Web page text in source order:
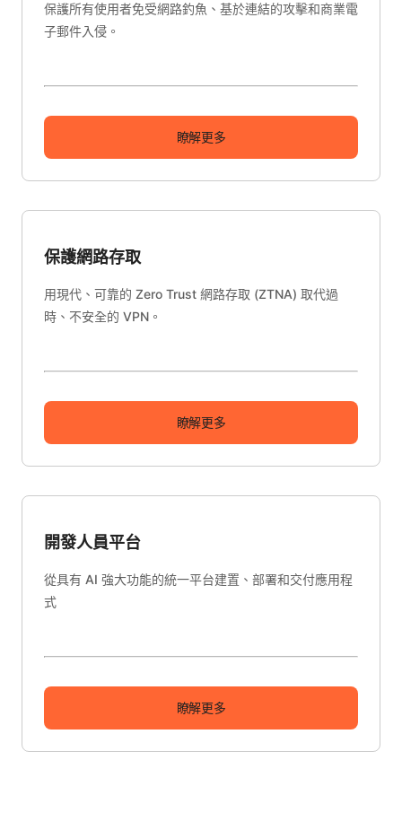
保護所有使用者免受網路釣魚、基於連結的攻擊和商業電
子郵件入侵。
瞭解更多
保護網路存取
用現代、可靠的 Zero Trust 網路存取 (ZTNA) 取代過
時、不安全的 VPN。
瞭解更多
開發人員平台
從具有 AI 強大功能的統一平台建置、部署和交付應用程
式
瞭解更多